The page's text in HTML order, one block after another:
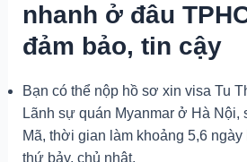
nhanh ở đâu
đảm bảo, tin cậy
Bạn có thể nộp hồ sơ xin visa Tu
Lãnh sự quán Myanmar ở Hà Nội,
Mã, thời gian làm khoảng 5,6
thứ bảy, chủ nhật.